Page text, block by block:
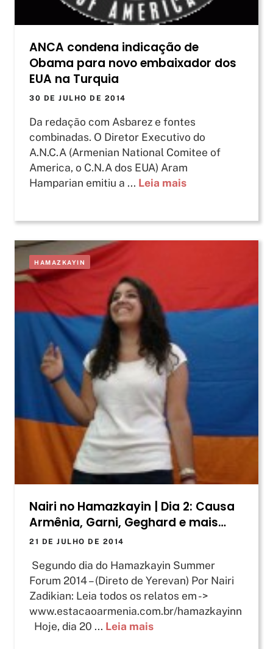
ANCA condena indicação de
Obama para novo embaixador dos
EUA na Turquia
30 DE JULHO DE 2014
Da redação com Asbarez e fontes
combinadas. O Diretor Executivo do
A.N.C.A (Armenian National Comitee of
America, o C.N.A dos EUA) Aram
Hamparian emitiu a ... Leia mais
HAMAZKAYIN
Nairi no Hamazkayin | Dia 2: Causa
Armênia, Garni, Geghard e mais…
21 DE JULHO DE 2014
Segundo dia do Hamazkayin Summer
Forum 2014 – (Direto de Yerevan) Por Nairi
Zadikian: Leia todos os relatos em ->
www.estacaoarmenia.com.br/hamazkayinn
Hoje, dia 20 ... Leia mais